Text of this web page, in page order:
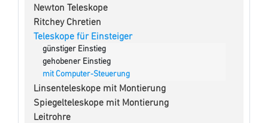
Newton Teleskope
Ritchey Chretien
Teleskope für Einsteiger
günstiger Einstieg
gehobener Einstieg
mit Computer-Steuerung
Linsenteleskope mit Montierung
Spiegelteleskope mit Montierung
Leitrohre